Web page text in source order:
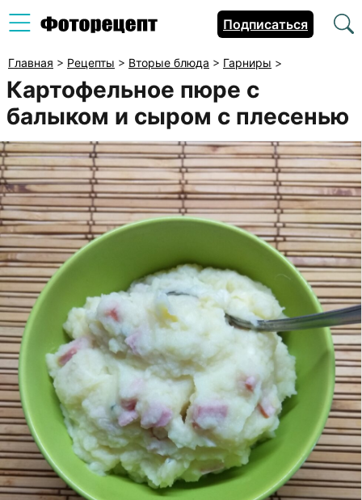
Подписаться
Главная > Рецепты > Вторые блюда > Гарниры >
Картофельное пюре с
балыком и сыром с плесенью